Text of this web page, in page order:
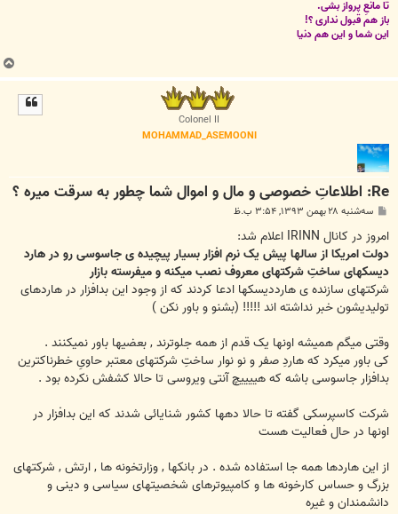
تا مانعِ پرواز بشی.
باز هم قبول نداری ؟!
این شما و این هم دنیا
ب
ا
Colonel II
MOHAMMAD_ASEMOONI
Re: اطلاعاتِ خصوصی و مال و اموال شما چطور به سرقت میره ؟
پ
ت
سه‌شنبه ۲۸ بهمن ۱۳۹۳, ۳:۵۴ ب.ظ
امروز در کانال IRINN اعلام شد:
دولت امریکا از سالها پیش یک نرم افزار بسیار پیچیده ی جاسوسی رو در هارد
دیسکهای ساختِ شرکتهای معروف نصب میکنه و میفرسته بازار
شرکتهای سازنده ی هارددیسکها ادعا کردند که از وجود این بدافزار در هاردهای
تولیدیشون خبر نداشته اند !!!!! (بشنو و باور نکن )
وقتی میگم همیشه اونها یک قدم از همه جلوترند , بعضیها باور نمیکنند .
کی باور میکرد که هاردِ صفر و نو نوار ساختِ شرکتهای معتبر حاویِ خطرناکترین
بدافزار جاسوسی باشه که هییییچ آنتی ویروسی تا حالا کشفش نکرده بود .
شرکت کاسپرسکی گفته تا حالا دهها کشور شنایائی شدند که این بدافزار در
اونها در حال فعالیت هست
از این هاردها همه جا استفاده شده . در بانکها , وزارتخونه ها , ارتش , شرکتهای
بزرگ و حساس کارخونه ها و کامپیوترهای شخصیتهای سیاسی و دینی و
دانشمندان و غیره